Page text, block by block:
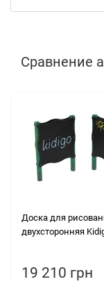
Сравнение
Доска для
двухсторонняя
19 210 грн